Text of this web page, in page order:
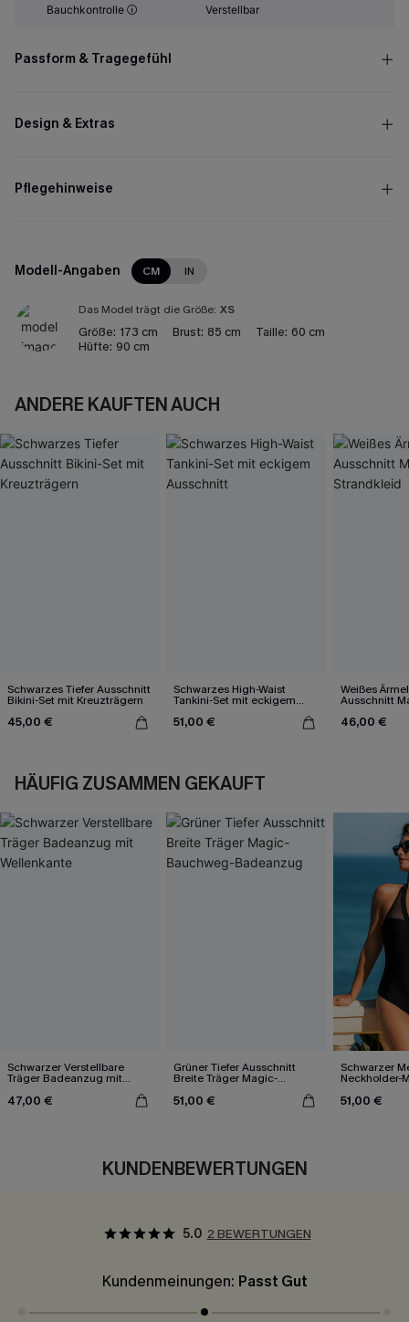
Bauchkontrolle Verstellbar
Passform & Tragegefühl
Design & Extras
Pflegehinweise
Modell-Angaben CM IN
Das Model trägt die Größe: XS
Größe: 173 cm Brust: 85 cm Taille: 60 cm
Hüfte: 90 cm
ANDERE KAUFTEN AUCH
Schwarzes Tiefer Ausschnitt
Bikini-Set mit Kreuzträgern
45,00 €
Schwarzes High-Waist
Tankini-Set mit eckigem
51,00 €
Weißes
Ausschnitt
46,00 €
HÄUFIG ZUSAMMEN GEKAUFT
Schwarzer Verstellbare
Träger Badeanzug mit
47,00 €
Grüner Tiefer Ausschnitt
Breite Träger Magic-
51,00 €
Schwarzer
Neckholder-
51,00 €
KUNDENBEWERTUNGEN
5.0 2 BEWERTUNGEN
Kundenmeinungen: Passt Gut